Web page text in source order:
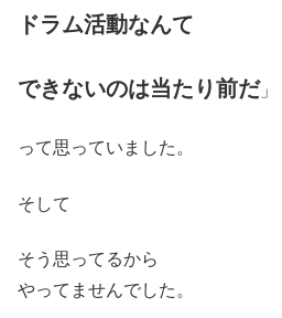
ドラム活動なんて
できないのは当たり前だ 」
って思っていました。
そして
そう思ってるから
やってませんでした。